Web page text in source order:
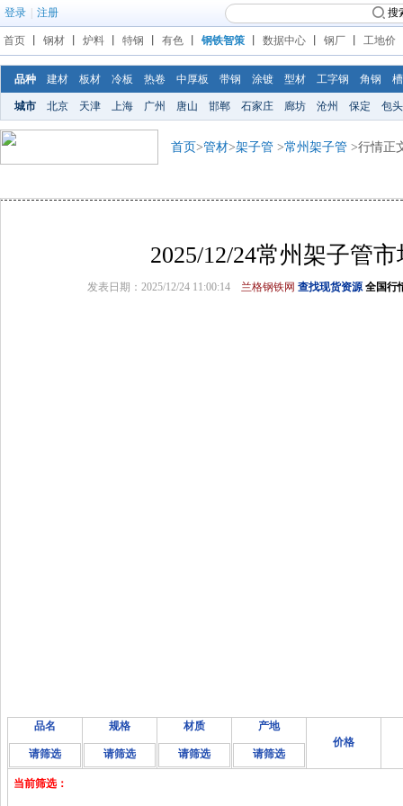
登录 注册 搜
首页 钢材 炉料 特钢 有色 钢铁智策 数据中心 钢厂 工地价
品种 建材 板材 冷板 热卷 中厚板 带钢 涂镀 型材 工字钢 角钢
城市 北京 天津 上海 广州 唐山 邯郸 石家庄 廊坊 沧州 保定 包头
首页>管材>架子管 >常州架子管 >行情正
2025/12/24常州架子管
发表日期：2025/12/24 11:00:14 兰格钢铁网 查找现货资源 全国行
品名
请筛选
规格
请筛选
材质
请筛选
产地
请筛选
价格
当前筛选：